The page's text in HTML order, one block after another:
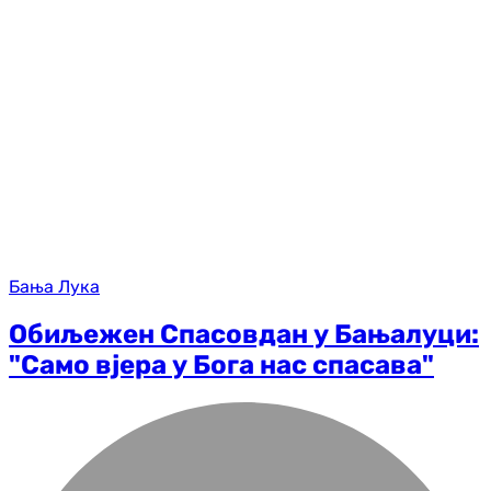
Бања Лука
Обиљежен Спасовдан у Бањалуци:
"Само вјера у Бога нас спасава"